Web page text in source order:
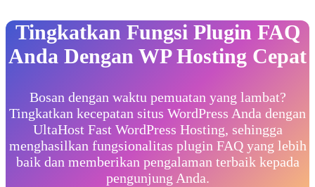
Tingkatkan Fungsi Plugin FAQ
Anda Dengan WP Hosting Cepat
Bosan dengan waktu pemuatan yang lambat?
Tingkatkan kecepatan situs WordPress Anda dengan
UltaHost Fast WordPress Hosting, sehingga
menghasilkan fungsionalitas plugin FAQ yang lebih
baik dan memberikan pengalaman terbaik kepada
pengunjung Anda.